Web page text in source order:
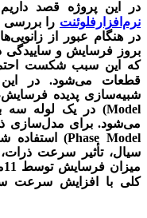
در این پروژه قصد
نرم‌افزارفلوئنت را
در هنگام عبور از
بروز فرسایش و ساییدگی
که این سبب شکست
قطعات می‌شود. در این
شبیه‌سازی پدیده
Model) در یک لوله سه‌
می‌شود. برای مدل‌سازی
Phase Model) استفاده‌
سیال، تأثیر سرعت ذرات،
کلی با افزایش سرعت